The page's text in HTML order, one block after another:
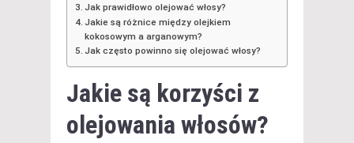
Jak prawidłowo olejować włosy?
Jakie są różnice między olejkiem
kokosowym a arganowym?
Jak często powinno się olejować włosy?
Jakie są korzyści z
olejowania włosów?